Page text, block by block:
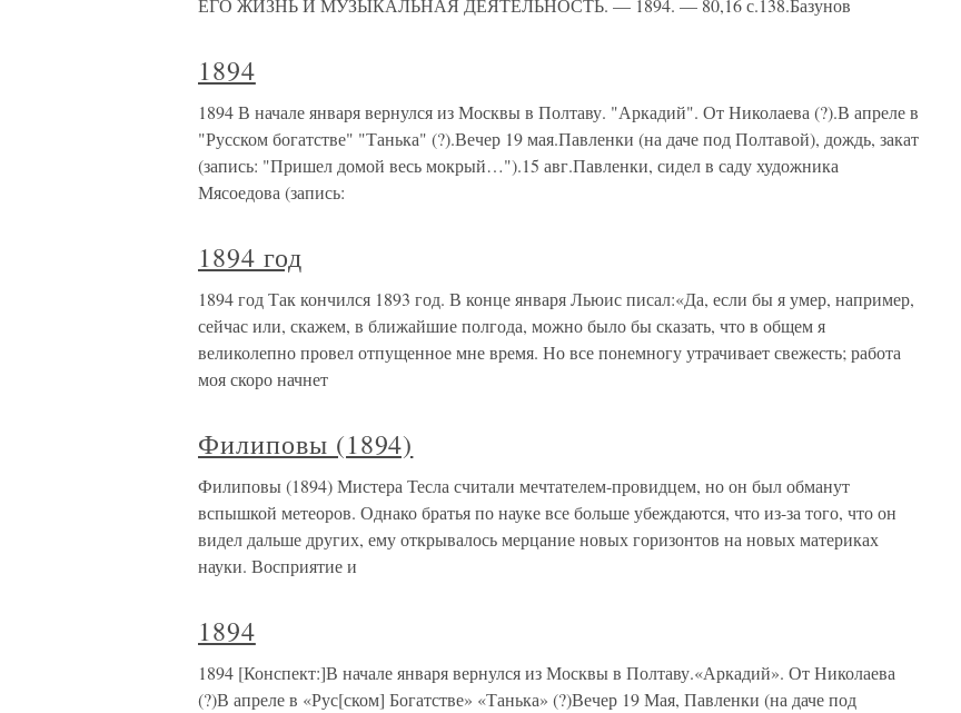
ЕГО ЖИЗНЬ И МУЗЫКАЛЬНАЯ ДЕЯТЕЛЬНОСТЬ. — 1894. — 80,16 с.138.Базунов
1894
1894 В начале января вернулся из Москвы в Полтаву. "Аркадий". От Николаева (?).В апреле в
"Русском богатстве" "Танька" (?).Вечер 19 мая.Павленки (на даче под Полтавой), дождь, закат
(запись: "Пришел домой весь мокрый…").15 авг.Павленки, сидел в саду художника
Мясоедова (запись:
1894 год
1894 год Так кончился 1893 год. В конце января Льюис писал:«Да, если бы я умер, например,
сейчас или, скажем, в ближайшие полгода, можно было бы сказать, что в общем я
великолепно провел отпущенное мне время. Но все понемногу утрачивает свежесть; работа
моя скоро начнет
Филиповы (1894)
Филиповы (1894) Мистера Тесла считали мечтателем-провидцем, но он был обманут
вспышкой метеоров. Однако братья по науке все больше убеждаются, что из-за того, что он
видел дальше других, ему открывалось мерцание новых горизонтов на новых материках
науки. Восприятие и
1894
1894 [Конспект:]В начале января вернулся из Москвы в Полтаву.«Аркадий». От Николаева
(?)В апреле в «Рус[ском] Богатстве» «Танька» (?)Вечер 19 Мая, Павленки (на даче под